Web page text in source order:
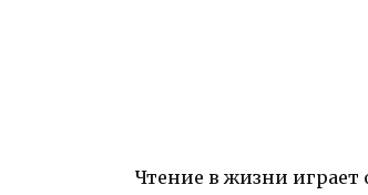
Чтение в жизни играет